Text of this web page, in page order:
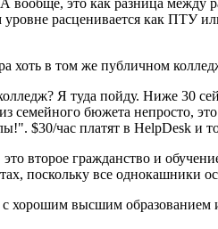
вообще, это как разница
расценивается как ПТУ
хоть в том же публичном
Я туда пойду. Ниже 30
семейного бюжета непросто,
$30/час платят в HelpDesk
второе гражданство и
поскольку все однокашники
хорошим высшим образованием